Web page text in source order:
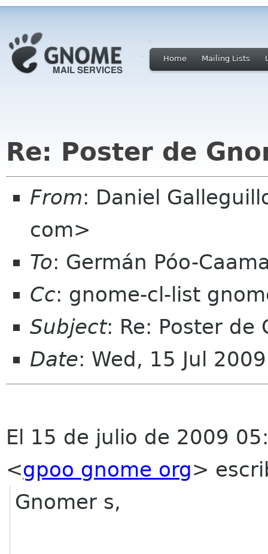
Home Mailing Lists
Re: Poster de
From: Daniel
com>
To: Germán Póo-
Cc: gnome-cl-list
Subject: Re: Poster de
Date: Wed, 15 Jul
El 15 de julio de 2009
<gpoo gnome org>
Gnomer s,